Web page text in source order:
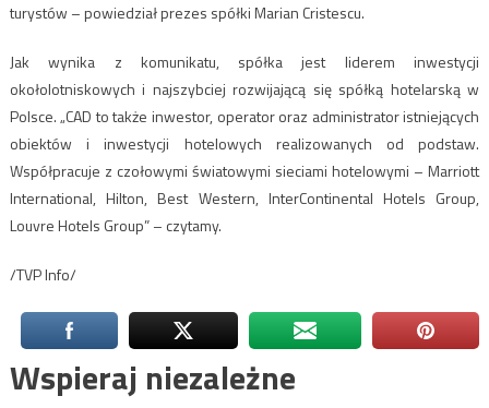
turystów – powiedział prezes spółki Marian Cristescu.
Jak wynika z komunikatu, spółka jest liderem inwestycji
okołolotniskowych i najszybciej rozwijającą się spółką hotelarską w
Polsce. „CAD to także inwestor, operator oraz administrator istniejących
obiektów i inwestycji hotelowych realizowanych od podstaw.
Współpracuje z czołowymi światowymi sieciami hotelowymi – Marriott
International, Hilton, Best Western, InterContinental Hotels Group,
Louvre Hotels Group” – czytamy.
/TVP Info/
Wspieraj niezależne